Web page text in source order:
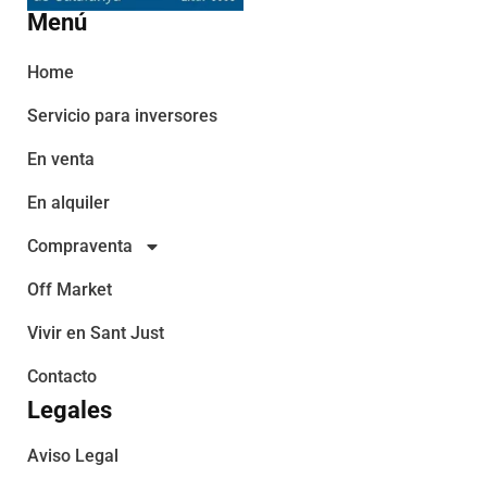
Menú
Home
Servicio para inversores
En venta
En alquiler
Compraventa
Off Market
Vivir en Sant Just
Contacto
Legales
Aviso Legal